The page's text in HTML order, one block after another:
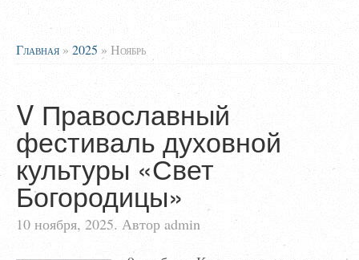
Главная » 2025 » Ноябрь
V Православный
фестиваль духовной
культуры «Свет
Богородицы»
10 ноября, 2025. Автор admin